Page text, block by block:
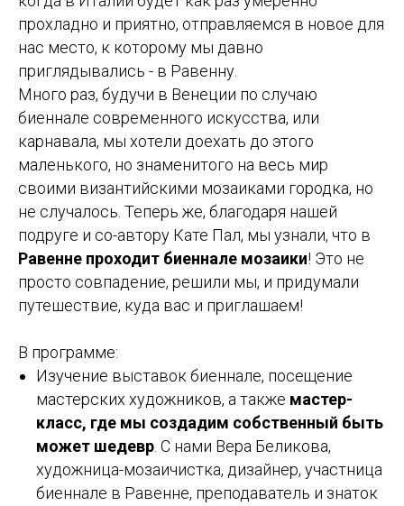
прохладно и приятно, отправляемся в новое для
нас место, к которому мы давно
приглядывались - в Равенну.
Много раз, будучи в Венеции по случаю
биеннале современного искусства, или
карнавала, мы хотели доехать до этого
маленького, но знаменитого на весь мир
своими византийскими мозаиками городка, но
не случалось. Теперь же, благодаря нашей
подруге и со-автору Кате Пал, мы узнали, что в
Равенне проходит биеннале мозаики! Это не
просто совпадение, решили мы, и придумали
путешествие, куда вас и приглашаем!
В программе:
Изучение выставок биеннале, посещение
мастерских художников, а также мастер-
класс, где мы создадим собственный быть
может шедевр . С нами Вера Беликова,
художница-мозаичистка, дизайнер, участница
биеннале в Равенне, преподаватель и знаток